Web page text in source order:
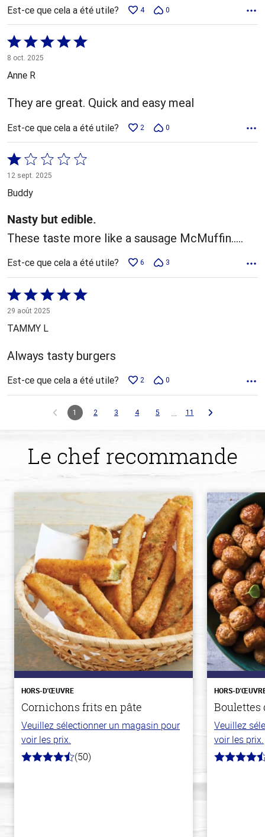
Est-ce que cela a été utile? 4 0
Coté
5 sur
5
8 oct. 2025
Anne R
They are great. Quick and easy meal
Est-ce que cela a été utile? 2 0
Coté
1 sur
5
12 sept. 2025
Buddy
Nasty but edible.
These taste more like a sausage McMuffin.....
Est-ce que cela a été utile? 6 3
Coté
5 sur
5
29 août 2025
TAMMY L
Always tasty burgers
Est-ce que cela a été utile? 2 0
1 2 3 4 5 … 11
Le chef recommande
HORS-D'ŒUVRE
Cornichons frits en pâte
Veuillez sélectionner un magasin pour
voir les prix.
4.1
(50)
HORS-
Boulettes
Veuillez
voir les prix.
4.6